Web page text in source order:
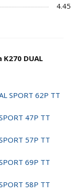
4.45
DUAL
SPORT 62P TT
47P TT
57P TT
69P TT
58P TT